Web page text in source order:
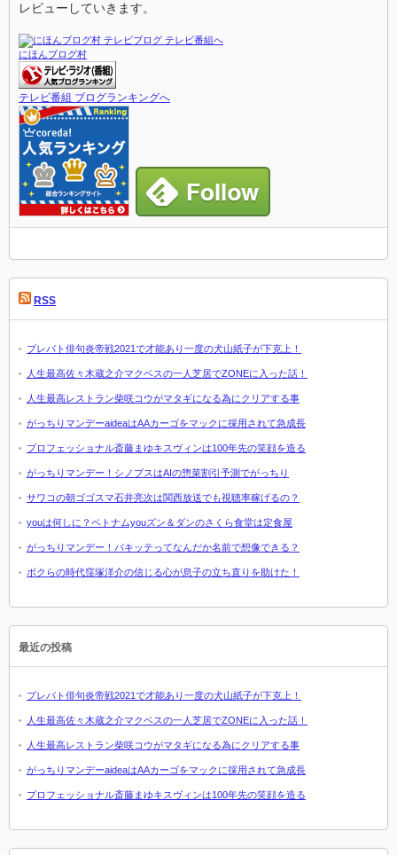
レビューしていきます。
にほんブログ村
テレビ番組 ブログランキングへ
RSS
プレバト俳句炎帝戦2021で才能あり一度の犬山紙子が下克上！
人生最高佐々木蔵之介マクベスの一人芝居でZONEに入った話！
人生最高レストラン柴咲コウがマタギになる為にクリアする事
がっちりマンデーaideaはAAカーゴをマックに採用されて急成長
プロフェッショナル斎藤まゆキスヴィンは100年先の笑顔を造る
がっちりマンデー！シノプスはAIの惣菜割引予測でがっちり
サワコの朝ゴゴスマ石井亮次は関西放送でも視聴率稼げるの？
youは何しに？ベトナムyouズン＆ダンのさくら食堂は定食屋
がっちりマンデー！パキッテってなんだか名前で想像できる？
ボクらの時代窪塚洋介の信じる心が息子の立ち直りを助けた！
最近の投稿
プレバト俳句炎帝戦2021で才能あり一度の犬山紙子が下克上！
人生最高佐々木蔵之介マクベスの一人芝居でZONEに入った話！
人生最高レストラン柴咲コウがマタギになる為にクリアする事
がっちりマンデーaideaはAAカーゴをマックに採用されて急成長
プロフェッショナル斎藤まゆキスヴィンは100年先の笑顔を造る